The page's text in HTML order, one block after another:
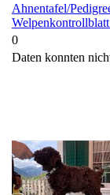
Ahnentafel/
0
Daten konnten